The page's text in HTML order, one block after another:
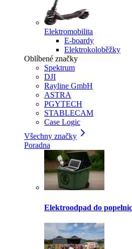
Elektromobilita
E-boardy
Elektrokoloběžky
Oblíbené značky
Spektrum
DJI
Rayline GmbH
ASTRA
PGYTECH
STABLECAM
Case Logic
Všechny značky
Poradna
Elektroodpad do